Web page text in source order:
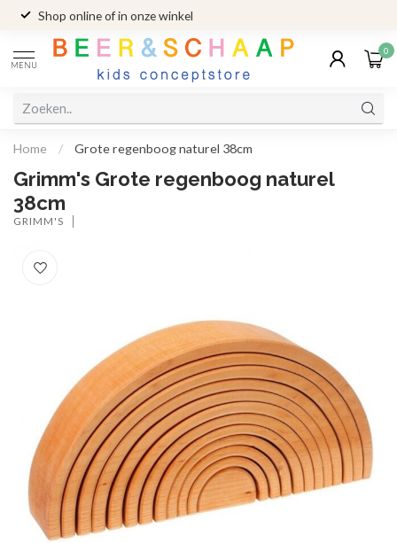
Shop online of in onze winkel
MENU
0
Home / Grote regenboog naturel 38cm
Grimm's Grote regenboog naturel
38cm
GRIMM'S